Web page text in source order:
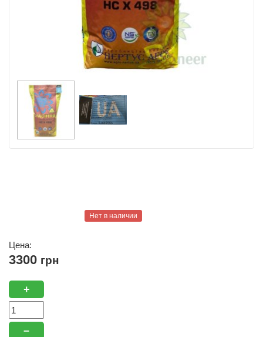
Нет в наличии
Цена:
3300 грн
+
–